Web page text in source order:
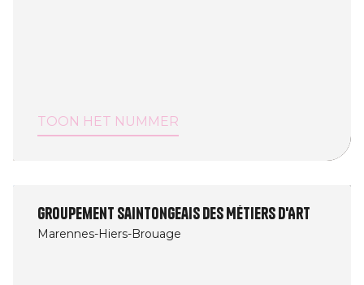
TOON HET NUMMER
Groupement Saintongeais des Métiers d'Art
Marennes-Hiers-Brouage